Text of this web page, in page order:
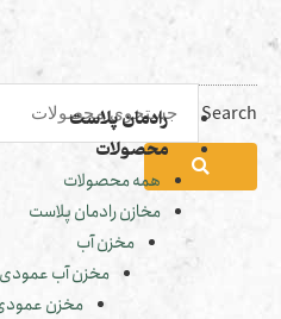
رادمان پلاست
محصولات
همه محصولات
مخازن رادمان پلاست
مخزن آب
مخزن آب عمودی
مخزن عمودی